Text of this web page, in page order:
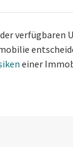
verfügbaren
einer